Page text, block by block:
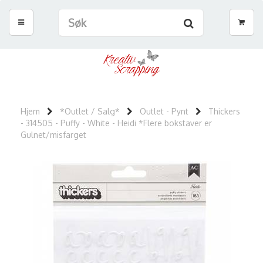
Hjem *Outlet / Salg* Outlet - Pynt
Thickers
- 314505 - Puffy - White - Heidi *Flere bokstaver er
Gulnet/misfarget